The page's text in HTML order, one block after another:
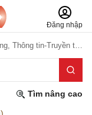
Đăng nhập
Thông tin-Truyền thông
Tìm nâng cao